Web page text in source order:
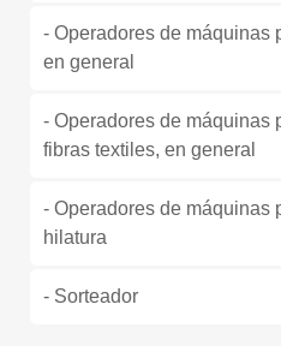
- Operadores de máquinas
en general
- Operadores de máquinas
fibras textiles, en general
- Operadores de máquinas
hilatura
- Sorteador